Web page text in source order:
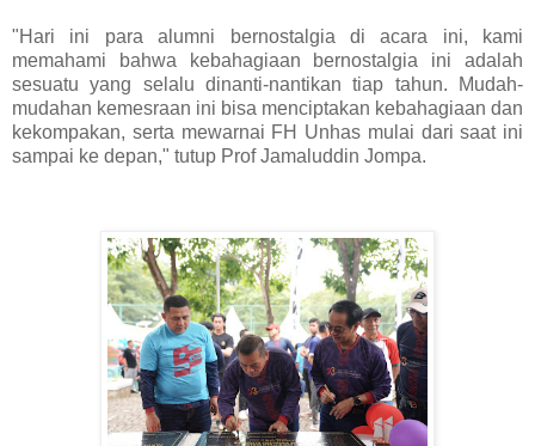
"Hari ini para alumni bernostalgia di acara ini, kami
memahami bahwa kebahagiaan bernostalgia ini adalah
sesuatu yang selalu dinanti-nantikan tiap tahun. Mudah-
mudahan kemesraan ini bisa menciptakan kebahagiaan dan
kekompakan, serta mewarnai FH Unhas mulai dari saat ini
sampai ke depan," tutup Prof Jamaluddin Jompa.